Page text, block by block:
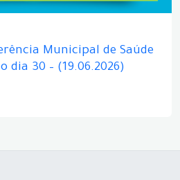
Municipal de Saúde
dia 30 – (19.06.2026)